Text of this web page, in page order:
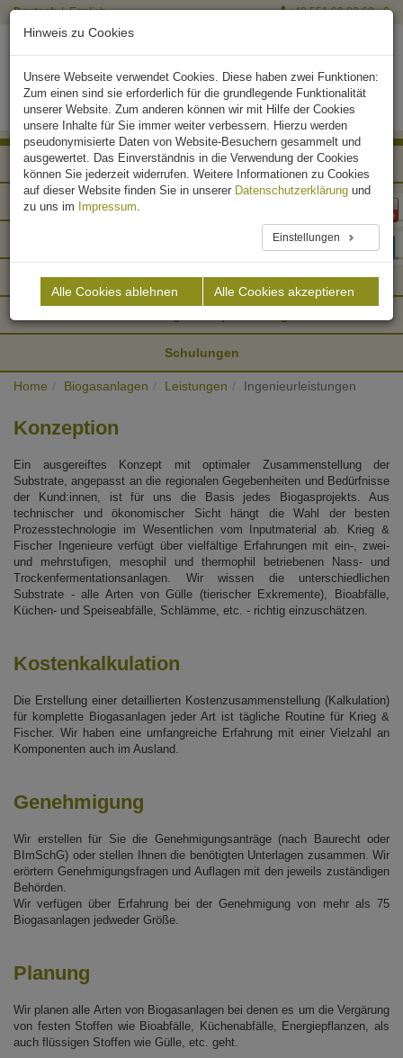
Deutsch English +49 551 90 03 63 - 0
Ingenieurleistungen
Betreiberservice
Schulungen
Home Biogasanlagen Leistungen Ingenieurleistungen
Konzeption
Ein ausgereiftes Konzept mit optimaler Zusammenstellung der
Substrate, angepasst an die regionalen Gegebenheiten und Bedürfnisse
der Kund:innen, ist für uns die Basis jedes Biogasprojekts. Aus
technischer und ökonomischer Sicht hängt die Wahl der besten
Prozesstechnologie im Wesentlichen vom Inputmaterial ab. Krieg &
Fischer Ingenieure verfügt über vielfältige Erfahrungen mit ein-, zwei-
und mehrstufigen, mesophil und thermophil betriebenen Nass- und
Trockenfermentationsanlagen. Wir wissen die unterschiedlichen
Substrate - alle Arten von Gülle (tierischer Exkremente), Bioabfälle,
Küchen- und Speiseabfälle, Schlämme, etc. - richtig einzuschätzen.
Kostenkalkulation
Die Erstellung einer detaillierten Kostenzusammenstellung (Kalkulation)
für komplette Biogasanlagen jeder Art ist tägliche Routine für Krieg &
Fischer. Wir haben eine umfangreiche Erfahrung mit einer Vielzahl an
Komponenten auch im Ausland.
Genehmigung
Wir erstellen für Sie die Genehmigungsanträge (nach Baurecht oder
BImSchG) oder stellen Ihnen die benötigten Unterlagen zusammen. Wir
erörtern Genehmigungsfragen und Auflagen mit den jeweils zuständigen
Behörden.
Wir verfügen über Erfahrung bei der Genehmigung von mehr als 75
Biogasanlagen jedweder Größe.
Planung
Wir planen alle Arten von Biogasanlagen bei denen es um die Vergärung
von festen Stoffen wie Bioabfälle, Küchenabfälle, Energiepflanzen, als
auch flüssigen Stoffen wie Gülle, etc. geht.
Hinweis zu Cookies
Unsere Webseite verwendet Cookies. Diese haben zwei Funktionen:
Zum einen sind sie erforderlich für die grundlegende Funktionalität
unserer Website. Zum anderen können wir mit Hilfe der Cookies
unsere Inhalte für Sie immer weiter verbessern. Hierzu werden
pseudonymisierte Daten von Website-Besuchern gesammelt und
ausgewertet. Das Einverständnis in die Verwendung der Cookies
können Sie jederzeit widerrufen. Weitere Informationen zu Cookies
auf dieser Website finden Sie in unserer Datenschutzerklärung und
zu uns im Impressum.
Einstellungen
Alle Cookies ablehnen Alle Cookies akzeptieren